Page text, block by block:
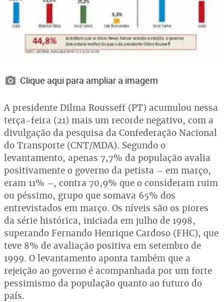
Clique aqui para ampliar a imagem
A presidente Dilma Rousseff (PT) acumulou nessa
terça-feira (21) mais um recorde negativo, com a
divulgação da pesquisa da Confederação Nacional
do Transporte (CNT/MDA). Segundo o
levantamento, apenas 7,7% da população avalia
positivamente o governo da petista – em março,
eram 11% –, contra 70,9% que o consideram ruim
ou péssimo, grupo que somava 65% dos
entrevistados em março. Os níveis são os piores
da série histórica, iniciada em julho de 1998,
superando Fernando Henrique Cardoso (FHC), que
teve 8% de avaliação positiva em setembro de
1999. O levantamento aponta também que a
rejeição ao governo é acompanhada por um forte
pessimismo da população quanto ao futuro do
país.